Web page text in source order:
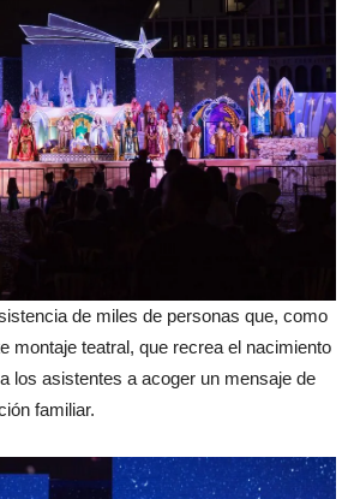
de miles de personas que, como
montaje teatral, que recrea el nacimiento
los asistentes a acoger un mensaje de
familiar.